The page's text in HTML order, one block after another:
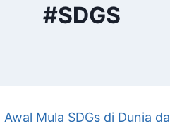
#SDGS